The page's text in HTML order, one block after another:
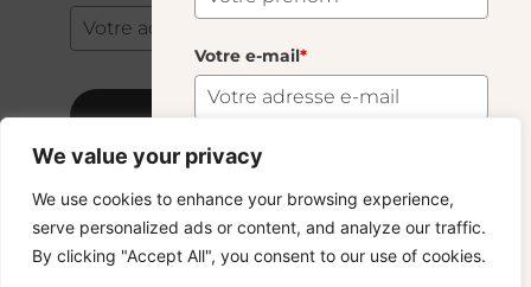
We value your privacy
We use cookies to enhance your browsing experience,
serve personalized ads or content, and analyze our traffic.
By clicking "Accept All", you consent to our use of cookies.
S'abonner
Copyright © 2024 – © La Soufflerie.
Toutes les créations, tous les designs et tous les contenus sont
protégés par le droit d’auteur et le droit des marques.
Votre e-mail*
Vous voulez rester informé ? Inscrivez-vous